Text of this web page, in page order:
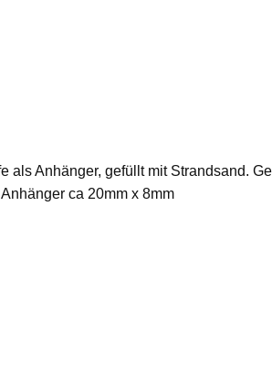
Anhänger, gefüllt mit Strandsand.
ca 20mm x 8mm